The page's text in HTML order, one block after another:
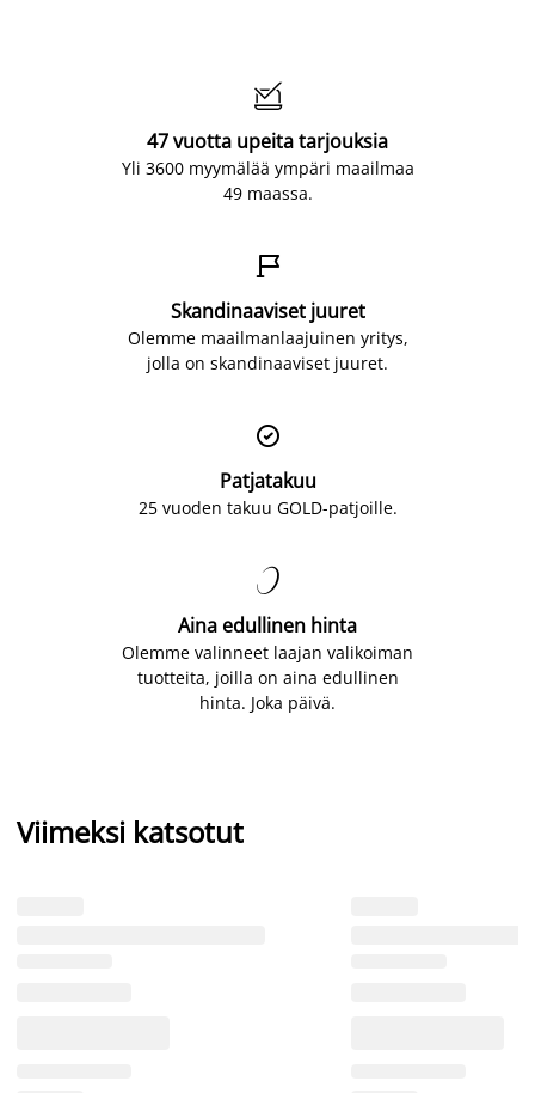

47 vuotta upeita tarjouksia
Yli 3600 myymälää ympäri maailmaa
49 maassa.

Skandinaaviset juuret
Olemme maailmanlaajuinen yritys,
jolla on skandinaaviset juuret.

Patjatakuu
25 vuoden takuu GOLD-patjoille.

Aina edullinen hinta
Olemme valinneet laajan valikoiman
tuotteita, joilla on aina edullinen
hinta. Joka päivä.
Viimeksi katsotut